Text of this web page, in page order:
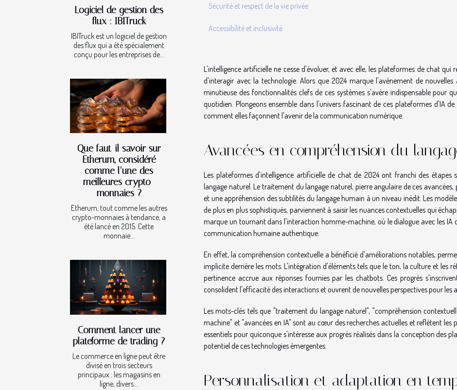
Logiciel de gestion des
flux : IBITruck
IBITruck est un logiciel de gestion
des flux qui a été spécialement
conçu pour les entreprises de...
Que faut-il savoir sur
Etherum, considéré
comme l’une des
meilleures crypto-
monnaies ?
Etherum, tout comme les autres
crypto-monnaies à tendance, a
été lancé en 2015. Cette
monnaie...
Comment lancer une
plateforme de trading ?
Le commerce en ligne peut être
divisé en trois secteurs
principaux : les magasins en
ligne, divers...
Sécurité et respect de la vie privée
Accessibilité et inclusivité
L'intelligence artificielle ne cesse d'évoluer, et avec elle, les plateformes de chat
d'interagir avec la technologie. Alors que 2024 marque l'avènement de
minutieuse des fonctionnalités clefs de ces systèmes s'avère indispensable pour
quotidien. Plongeons ensemble dans l'univers fascinant de ces plateformes d'IA
comment elles façonnent l'avenir de la communication numérique.
Avancées en compréhension du
Les plateformes d'intelligence artificielle de chat de 2024 ont franchi des étapes
langage naturel. Le traitement du langage naturel, pierre angulaire de ces
et une appréhension des subtilités du langage humain à un niveau inédit. Les
de plus en plus sophistiqués, parviennent à saisir les nuances contextuelles qui
marque un tournant dans l'interaction homme-machine, où le dialogue avec les IA
communication humaine authentique.
En effet, la compréhension contextuelle a bénéficié d'améliorations notables,
implicite derrière les mots. L'intégration d'éléments tels que le ton, la culture et les
pertinence accrue aux réponses fournies par les chatbots. Ces progrès
consolident l'efficacité des interactions et ouvrent de nouvelles perspectives pour les
Les mots-clés tels que "traitement du langage naturel", "compréhension
machine" et "avancées en IA" sont au cœur des recherches actuelles et reflètent les
essentiels pour quiconque s'intéresse aux progrès réalisés dans la conception des
potentiel de ces technologies émergentes.
Personnalisation et adaptation en